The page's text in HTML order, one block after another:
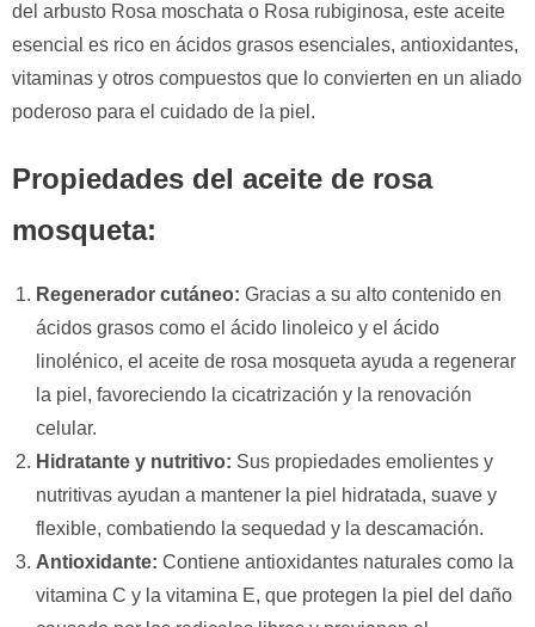
del arbusto Rosa moschata o Rosa rubiginosa, este aceite
esencial es rico en ácidos grasos esenciales, antioxidantes,
vitaminas y otros compuestos que lo convierten en un aliado
poderoso para el cuidado de la piel.
Propiedades del aceite de rosa
mosqueta:
Regenerador cutáneo: Gracias a su alto contenido en
ácidos grasos como el ácido linoleico y el ácido
linolénico, el aceite de rosa mosqueta ayuda a regenerar
la piel, favoreciendo la cicatrización y la renovación
celular.
Hidratante y nutritivo: Sus propiedades emolientes y
nutritivas ayudan a mantener la piel hidratada, suave y
flexible, combatiendo la sequedad y la descamación.
Antioxidante: Contiene antioxidantes naturales como la
vitamina C y la vitamina E, que protegen la piel del daño